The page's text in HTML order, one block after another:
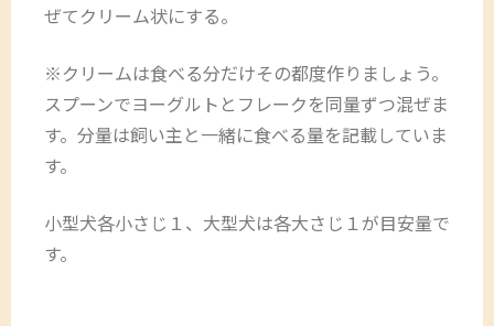
ぜてクリーム状にする。
※クリームは食べる分だけその都度作りましょう。
スプーンでヨーグルトとフレークを同量ずつ混ぜま
す。分量は飼い主と一緒に食べる量を記載していま
す。
小型犬各小さじ１、大型犬は各大さじ１が目安量で
す。